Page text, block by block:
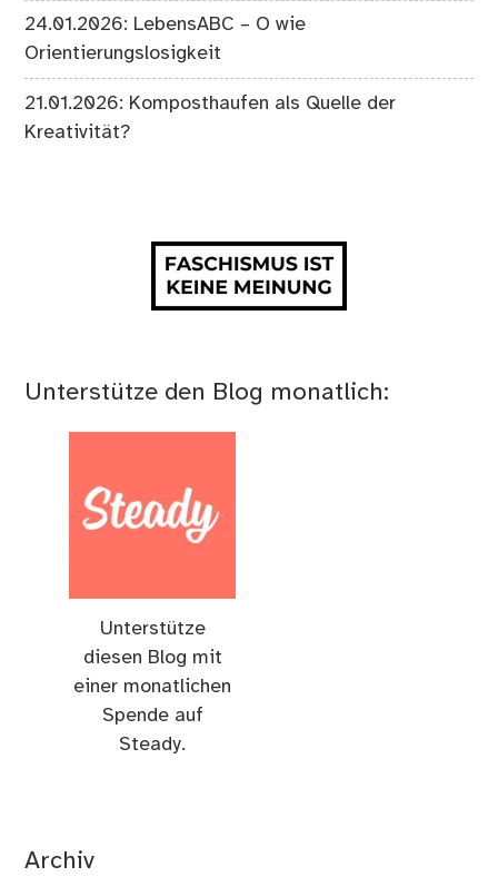
24.01.2026: LebensABC – O wie
Orientierungslosigkeit
21.01.2026: Komposthaufen als Quelle der
Kreativität?
Unterstütze den Blog monatlich:
Unterstütze
diesen Blog mit
einer monatlichen
Spende auf
Steady.
Archiv